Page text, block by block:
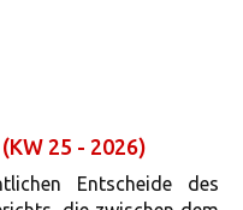
25 - 2026)
Entscheide des